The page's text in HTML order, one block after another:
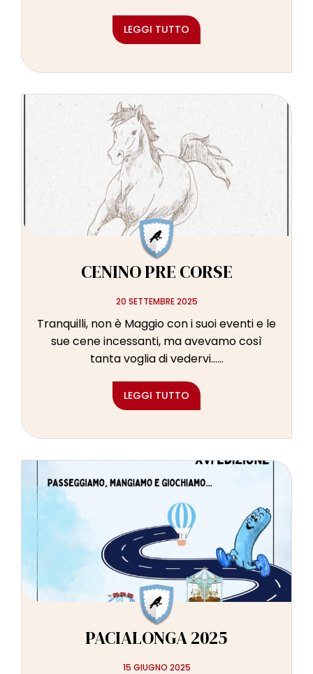
LEGGI TUTTO
CENINO PRE CORSE
20 SETTEMBRE 2025
Tranquilli, non è Maggio con i suoi eventi e le
sue cene incessanti, ma avevamo così
tanta voglia di vedervi…...
LEGGI TUTTO
PACIALONGA 2025
15 GIUGNO 2025